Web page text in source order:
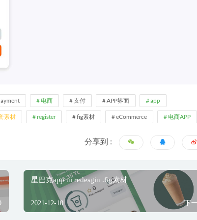
电商 支付 APP界面 app
素材 register fig素材 eCommerce 电商APP
分享到 :
星巴克app ui redesgin .fig素材
2021-12-10 下